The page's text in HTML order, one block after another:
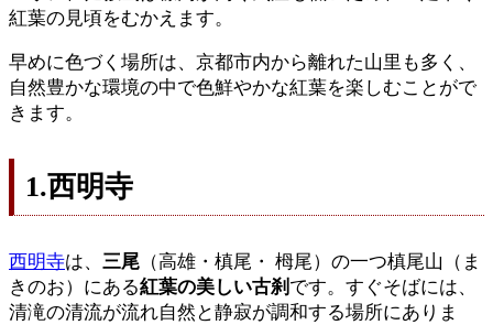
紅葉の見頃をむかえます。
早めに色づく場所は、京都市内から離れた山里も多く、
自然豊かな環境の中で色鮮やかな紅葉を楽しむことがで
きます。
1.西明寺
西明寺は、 三尾 （高雄・槙尾・ 栂尾）の一つ槙尾山（ま
きのお）にある紅葉の美しい古刹 です。すぐそばには、
清滝の清流が流れ自然と静寂が調和する場所にありま